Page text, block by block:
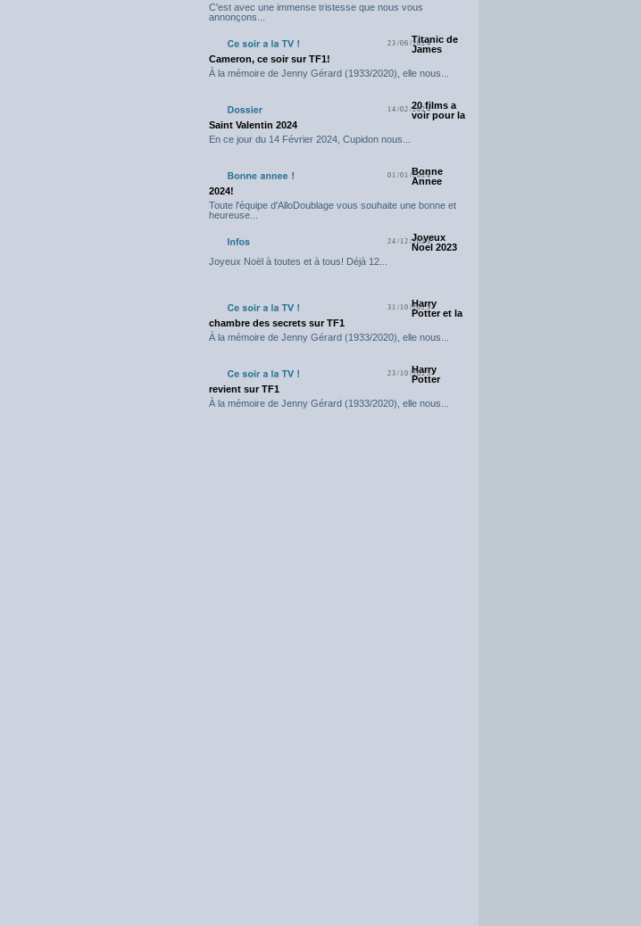
C'est avec une immense tristesse que nous vous
annonçons...
23/06/2024Titanic de
James
Cameron, ce soir sur TF1!
À la mémoire de Jenny Gérard (1933/2020), elle nous...
14/02/202420 films a
voir pour la
Saint Valentin 2024
En ce jour du 14 Février 2024, Cupidon nous...
01/01/2024
Bonne
Annee
2024!
Toute l'équipe d'AlloDoublage vous souhaite une bonne et
heureuse...
24/12/2023
Joyeux
Noel 2023
Joyeux Noël à toutes et à tous! Déjà 12...
31/10/2023
Harry
Potter et la
chambre des secrets sur TF1
À la mémoire de Jenny Gérard (1933/2020), elle nous...
23/10/2023
Harry
Potter
revient sur TF1
À la mémoire de Jenny Gérard (1933/2020), elle nous...